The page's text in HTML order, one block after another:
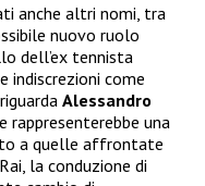
anche altri nomi, tra
nuovo ruolo
dell’ex tennista
indiscrezioni come
Alessandro
rappresenterebbe una
a quelle affrontate
la conduzione di